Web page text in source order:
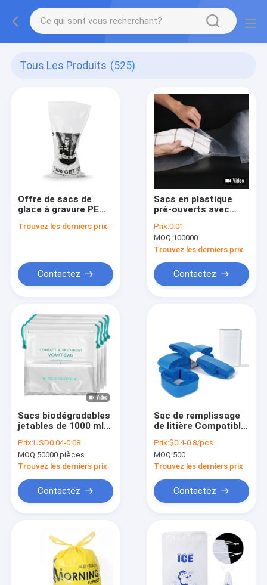
Tous Les Produits (525)
Offre de sacs de
glace à gravure PE
échantillons de
Trouvez les derniers prix
Contactez
Sacs en plastique
pré-ouverts avec
étanchéité
thermique
Prix:0.01
MOQ:100000
Trouvez les derniers prix
Contactez
Sacs biodégradables
jetables de 1000 ml
Biodégradable avec
tampon absorbant
Prix:USD0.04-0.08
MOQ:50000 pièces
Trouvez les derniers prix
Contactez
Sac de remplissage
de litière Compatible
de couches et les
seaux d'élimination
de la litière de chat
Prix:$0.4-0.8/pcs
MOQ:500
Trouvez les derniers prix
Contactez